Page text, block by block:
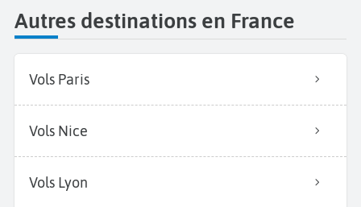
Autres destinations en France
Vols Paris
Vols Nice
Vols Lyon